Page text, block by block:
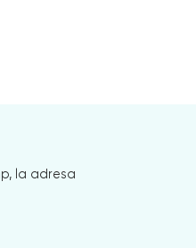
la adresa